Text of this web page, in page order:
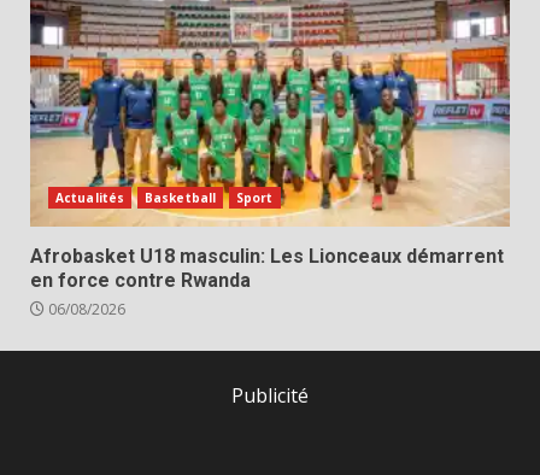
Actualités Basketball Sport
Afrobasket U18 masculin: Les Lionceaux démarrent
en force contre Rwanda
06/08/2026
Publicité